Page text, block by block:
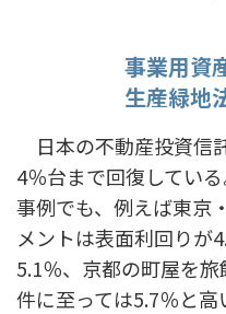
事業用資
生産緑地
日本の不動産投資信
4％台まで回復してい
事例でも、例えば東京
メントは表面利回りが
5.1％、京都の町屋を
件に至っては5.7％と高